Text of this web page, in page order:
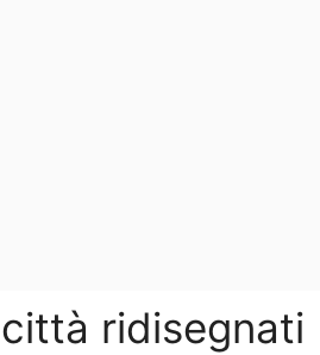
ridisegnati